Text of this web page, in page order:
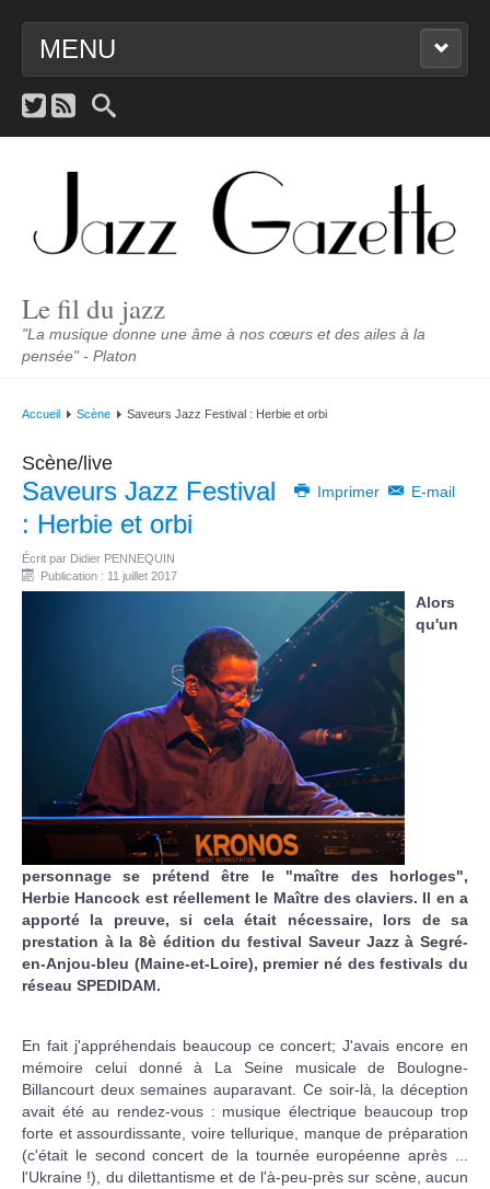
MENU
ACCUEIL
JAZZENDA
PORTRAITS
Le fil du jazz
"La musique donne une âme à nos cœurs et des ailes à la
pensée" - Platon
Accueil Scène Saveurs Jazz Festival : Herbie et orbi
Scène/live
Imprimer E-mail
Saveurs Jazz Festival
: Herbie et orbi
Écrit par Didier PENNEQUIN
Publication : 11 juillet 2017
Alors
qu'un
personnage se prétend être le "maître des horloges",
Herbie Hancock est réellement le Maître des claviers. Il en a
apporté la preuve, si cela était nécessaire, lors de sa
prestation à la 8è édition du festival Saveur Jazz à Segré-
en-Anjou-bleu (Maine-et-Loire), premier né des festivals du
réseau SPEDIDAM.
En fait j'appréhendais beaucoup ce concert; J'avais encore en
mémoire celui donné à La Seine musicale de Boulogne-
Billancourt deux semaines auparavant. Ce soir-là, la déception
avait été au rendez-vous : musique électrique beaucoup trop
forte et assourdissante, voire tellurique, manque de préparation
(c'était le second concert de la tournée européenne après ...
l'Ukraine !), du dilettantisme et de l'à-peu-près sur scène, aucun